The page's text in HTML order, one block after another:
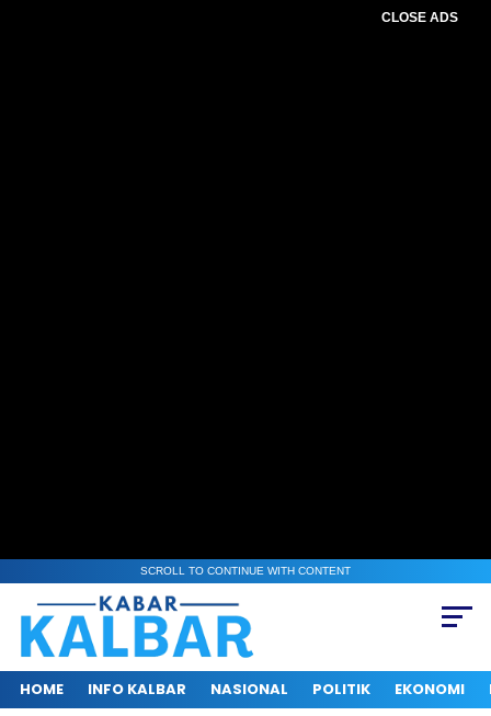
CLOSE ADS
SCROLL TO CONTINUE WITH CONTENT
HOME INFO KALBAR NASIONAL POLITIK EKONOMI